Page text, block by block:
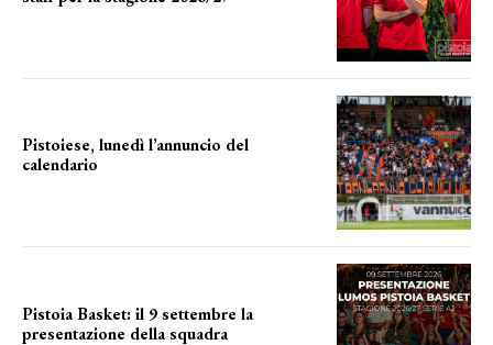
Pistoiese, lunedì l’annuncio del
calendario
Pistoia Basket: il 9 settembre la
presentazione della squadra